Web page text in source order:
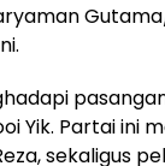
Yik. Partai ini
sekaligus